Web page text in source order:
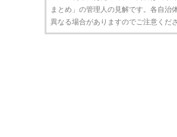
まとめ」の管理人の見解です。各自治
異なる場合がありますのでご注意くださ